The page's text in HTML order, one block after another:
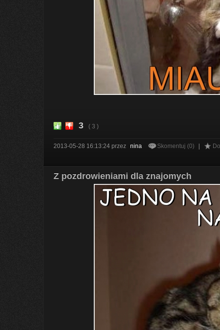
3 ( 3 )
2013-05-28 16:13:24 przez nina Skomentuj (0)
Z pozdrowieniami dla znajomych